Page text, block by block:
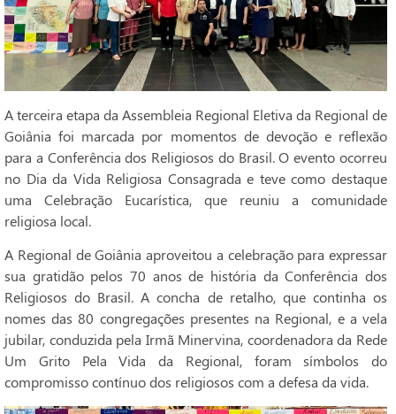
A terceira etapa da Assembleia Regional Eletiva da Regional de
Goiânia foi marcada por momentos de devoção e reflexão
para a Conferência dos Religiosos do Brasil. O evento ocorreu
no Dia da Vida Religiosa Consagrada e teve como destaque
uma Celebração Eucarística, que reuniu a comunidade
religiosa local.
A Regional de Goiânia aproveitou a celebração para expressar
sua gratidão pelos 70 anos de história da Conferência dos
Religiosos do Brasil. A concha de retalho, que continha os
nomes das 80 congregações presentes na Regional, e a vela
jubilar, conduzida pela Irmã Minervina, coordenadora da Rede
Um Grito Pela Vida da Regional, foram símbolos do
compromisso contínuo dos religiosos com a defesa da vida.